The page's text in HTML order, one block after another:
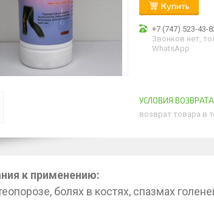
Купить
+7 (747) 523-43-
Звонков нет,
WhatsApp
возврат товара в
к применению:
болях в костях, спазмах